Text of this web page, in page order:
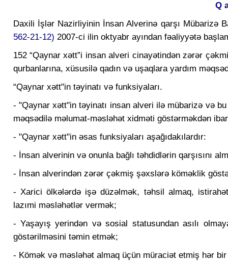
Q
Daxili İşlər Nazirliyinin İnsan Alverinə qarşı
562-21-12) 2007-ci ilin oktyabr ayından fəaliyyətə
152 “Qaynar xətt”i insan alveri cinayətindən zərər
qurbanlarına, xüsusilə qadın və uşaqlara yardım
“Qaynar xətt"in təyinatı və funksiyaları.
- "Qaynar xətt"in təyinatı insan alveri ilə mübarizə və
məqsədilə məlumat-məsləhət xidməti göstərməkdən
- "Qaynar xətt"in əsas funksiyaları aşağıdakılardır:
- İnsan alverinin və onunla bağlı təhdidlərin qarşısını
- İnsan alverindən zərər çəkmiş şəxslərə köməklik
- Xarici ölkələrdə işə düzəlmək, təhsil almaq,
lazımi məsləhətlər vermək;
- Yaşayış yerindən və sosial statusundan asılı
göstərilməsini təmin etmək;
- Kömək və məsləhət almaq üçün müraciət etmiş hər